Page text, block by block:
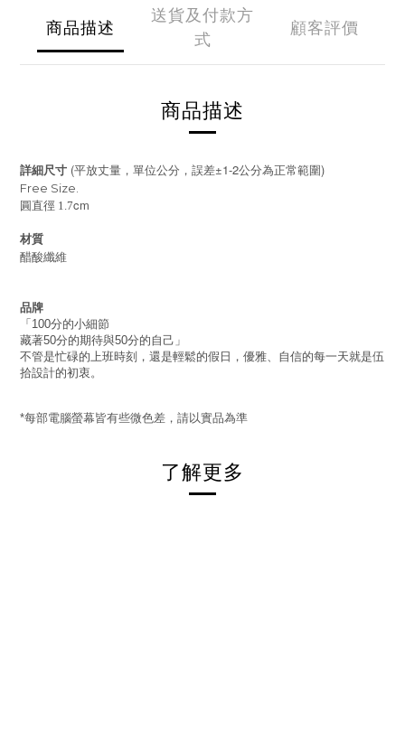
商品描述
送貨及付款方
式
顧客評價
商品描述
詳細尺寸 (平放丈量，單位公分，誤差±1-2公分為正常範圍)
Free Size.
圓直徑 1.7cm
材質
醋酸纖維
品牌
「100分的小細節
藏著50分的期待與50分的自己」
不管是忙碌的上班時刻，還是輕鬆的假日，優雅、自信的每一天就是伍
拾設計的初衷。
*每部電腦螢幕皆有些微色差，請以實品為準
了解更多